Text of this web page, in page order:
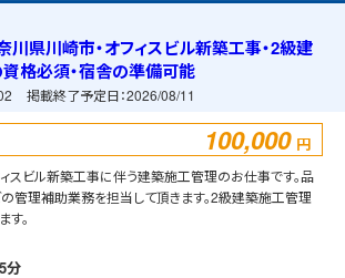
川県川崎市・オフィスビル新築工事・2級建
格必須・宿舎の準備可能
掲載終了予定日：2026/08/11
100,000 円
スビル新築工事に伴う建築施工管理のお仕事です。品
管理補助業務を担当して頂きます。2級建築施工管理
。
分